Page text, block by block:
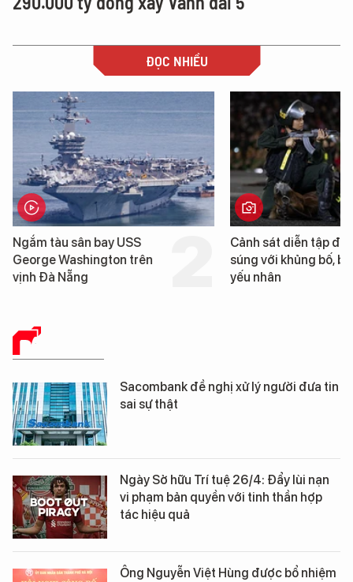
ĐỌC NHIỀU
Ngắm tàu sân bay USS
George Washington trên
vịnh Đà Nẵng
Cảnh sát diễn tập
súng với khủng bố,
yếu nhân
BÁO CHÍ SỐ
Sacombank đề nghị xử lý người đưa tin
sai sự thật
Ngày Sở hữu Trí tuệ 26/4: Đẩy lùi nạn
vi phạm bản quyền với tinh thần hợp
tác hiệu quả
Ông Nguyễn Việt Hùng được bổ nhiệm